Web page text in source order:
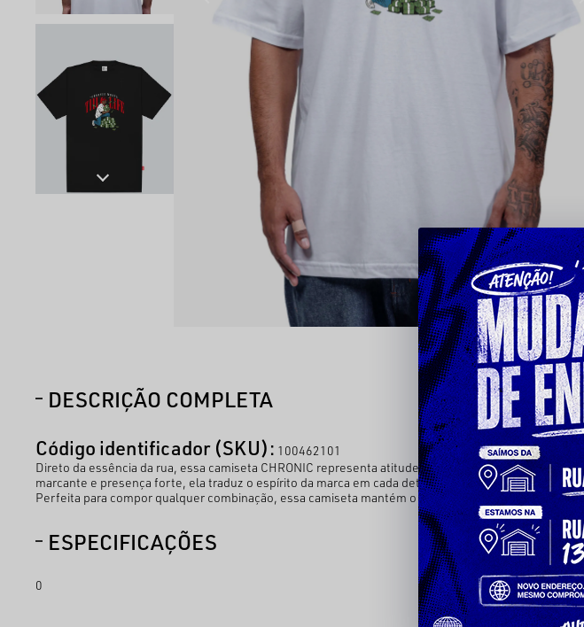
DESCRIÇÃO COMPLETA
Código identificador (SKU): 100462101
Direto da essência da rua, essa camiseta CHRONIC representa atitude, identidade e resistência.
marcante e presença forte, ela traduz o espírito da marca em cada detalhe.
Perfeita para compor qualquer combinação, essa camiseta mantém o equilíbrio entre conforto e
ESPECIFICAÇÕES
0